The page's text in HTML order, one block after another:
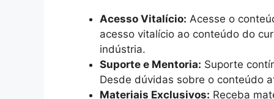
Acesso Vitalício: Acesse o
acesso vitalício ao conteúdo do
indústria.
Suporte e Mentoria: Suporte
Desde dúvidas sobre o conteúdo
Materiais Exclusivos: Receba